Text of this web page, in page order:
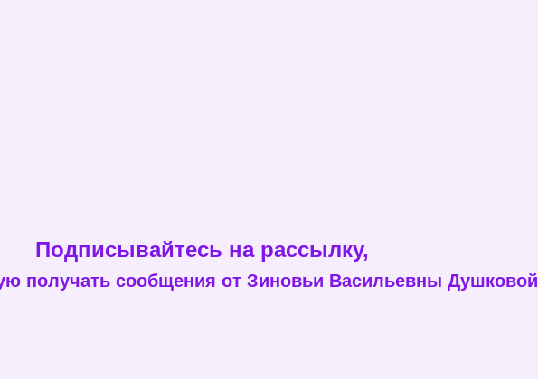
Подписывайтесь на рассылку,
получать сообщения от Зиновьи Васильевны Душковой